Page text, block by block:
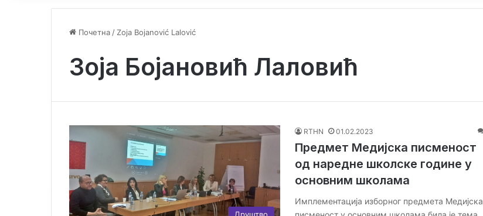
Почетна / Zoja Bojanović Lalović
Зоја Бојановић Лаловић
Друштво
RTHN 01.02.2023
Предмет Медијска писменост
од наредне школске године у
основним школама
Имплементација изборног предмета Медијска